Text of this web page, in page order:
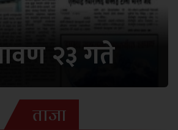
२३ गते
ताजा